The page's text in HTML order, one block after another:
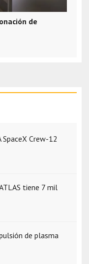
de
SpaceX Crew-12
tiene 7 mil
de plasma